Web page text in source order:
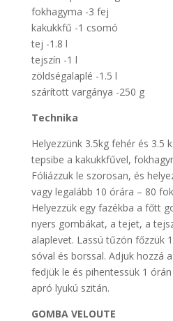
fokhagyma -3 fej
kakukkfű -1 csomó
tej -1.8 l
tejszín -1 l
zöldségalaplé -1.5 l
szárított vargánya -250 g
Technika
Helyezzünk 3.5kg fehér és 3.5
tepsibe a kakukkfűvel,
Fóliázzuk le szorosan, és
vagy legalább 10 órára – 80
Helyezzük egy fazékba a főtt
nyers gombákat, a tejet, a
alaplevet. Lassú tűzön főzzük
sóval és borssal. Adjuk hozzá
fedjük le és pihentessük 1
apró lyukú szitán.
GOMBA VELOUTE